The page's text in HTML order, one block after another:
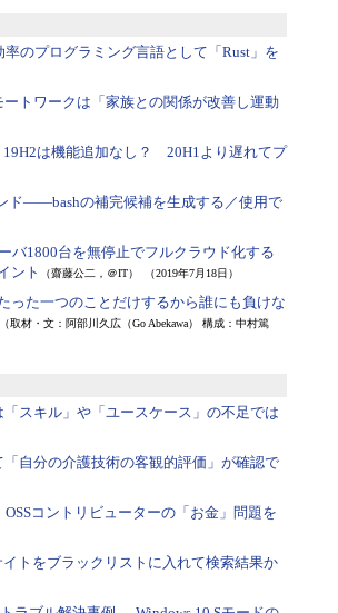
のプログラミング言語として「Rust」を
ートワークは「家族との関係が改善し運動
19H2は機能追加なし？ 20H1より遅れてプ
ンド――bashの補完候補を生成する／使用で
バ1800台を無停止でフルクラウド化する
ント
（齋藤公二，＠IT） （2019年7月18日）
たった一つのことだけするから誰にも負けな
（取材・文：阿部川久広（Go Abekawa） 構成：中村篤
スキル」や「ユースケース」の不足では
自分の介護技術の客観的評価」が確認で
OSSコントリビューターの「お金」問題を
イトをブラックリストに入れて検索結果か